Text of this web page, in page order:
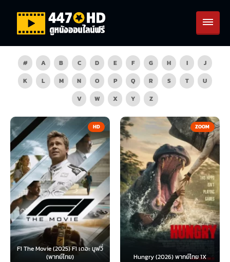
# A B C D E F G H I
J
K
L M N O P Q R S T
U
V
W X Y Z
HD
F1 The Movie (2025) F1 เดอะ มูฟวี่
(พากย์ไทย)
ZOOM
Hungry (2026) พากย์ไทย 1X